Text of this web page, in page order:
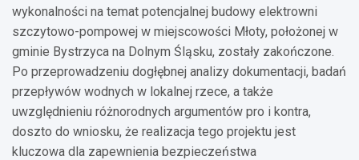
wykonalności na temat potencjalnej budowy elektrowni
szczytowo-pompowej w miejscowości Młoty, położonej w
gminie Bystrzyca na Dolnym Śląsku, zostały zakończone.
Po przeprowadzeniu dogłębnej analizy dokumentacji, badań
przepływów wodnych w lokalnej rzece, a także
uwzględnieniu różnorodnych argumentów pro i kontra,
doszto do wniosku, że realizacja tego projektu jest
kluczowa dla zapewnienia bezpieczeństwa